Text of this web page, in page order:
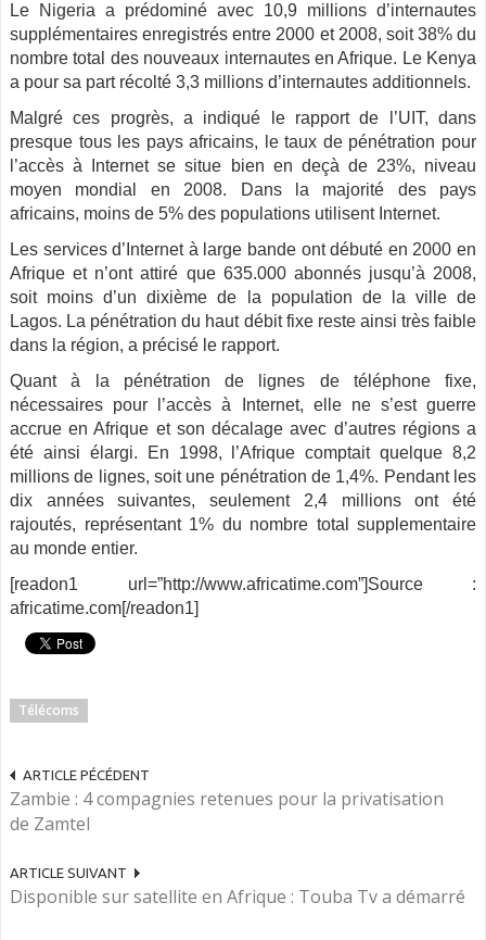
Le Nigeria a prédominé avec 10,9 millions d’internautes
supplémentaires enregistrés entre 2000 et 2008, soit 38% du
nombre total des nouveaux internautes en Afrique. Le Kenya
a pour sa part récolté 3,3 millions d’internautes additionnels.
Malgré ces progrès, a indiqué le rapport de l’UIT, dans
presque tous les pays africains, le taux de pénétration pour
l’accès à Internet se situe bien en deçà de 23%, niveau
moyen mondial en 2008. Dans la majorité des pays
africains, moins de 5% des populations utilisent Internet.
Les services d’Internet à large bande ont débuté en 2000 en
Afrique et n’ont attiré que 635.000 abonnés jusqu’à 2008,
soit moins d’un dixième de la population de la ville de
Lagos. La pénétration du haut débit fixe reste ainsi très faible
dans la région, a précisé le rapport.
Quant à la pénétration de lignes de téléphone fixe,
nécessaires pour l’accès à Internet, elle ne s’est guerre
accrue en Afrique et son décalage avec d’autres régions a
été ainsi élargi. En 1998, l’Afrique comptait quelque 8,2
millions de lignes, soit une pénétration de 1,4%. Pendant les
dix années suivantes, seulement 2,4 millions ont été
rajoutés, représentant 1% du nombre total supplementaire
au monde entier.
[readon1 url=”http://www.africatime.com”]Source :
africatime.com[/readon1]
Télécoms
ARTICLE PÉCÉDENT
Zambie : 4 compagnies retenues pour la privatisation
de Zamtel
ARTICLE SUIVANT
Disponible sur satellite en Afrique : Touba Tv a démarré